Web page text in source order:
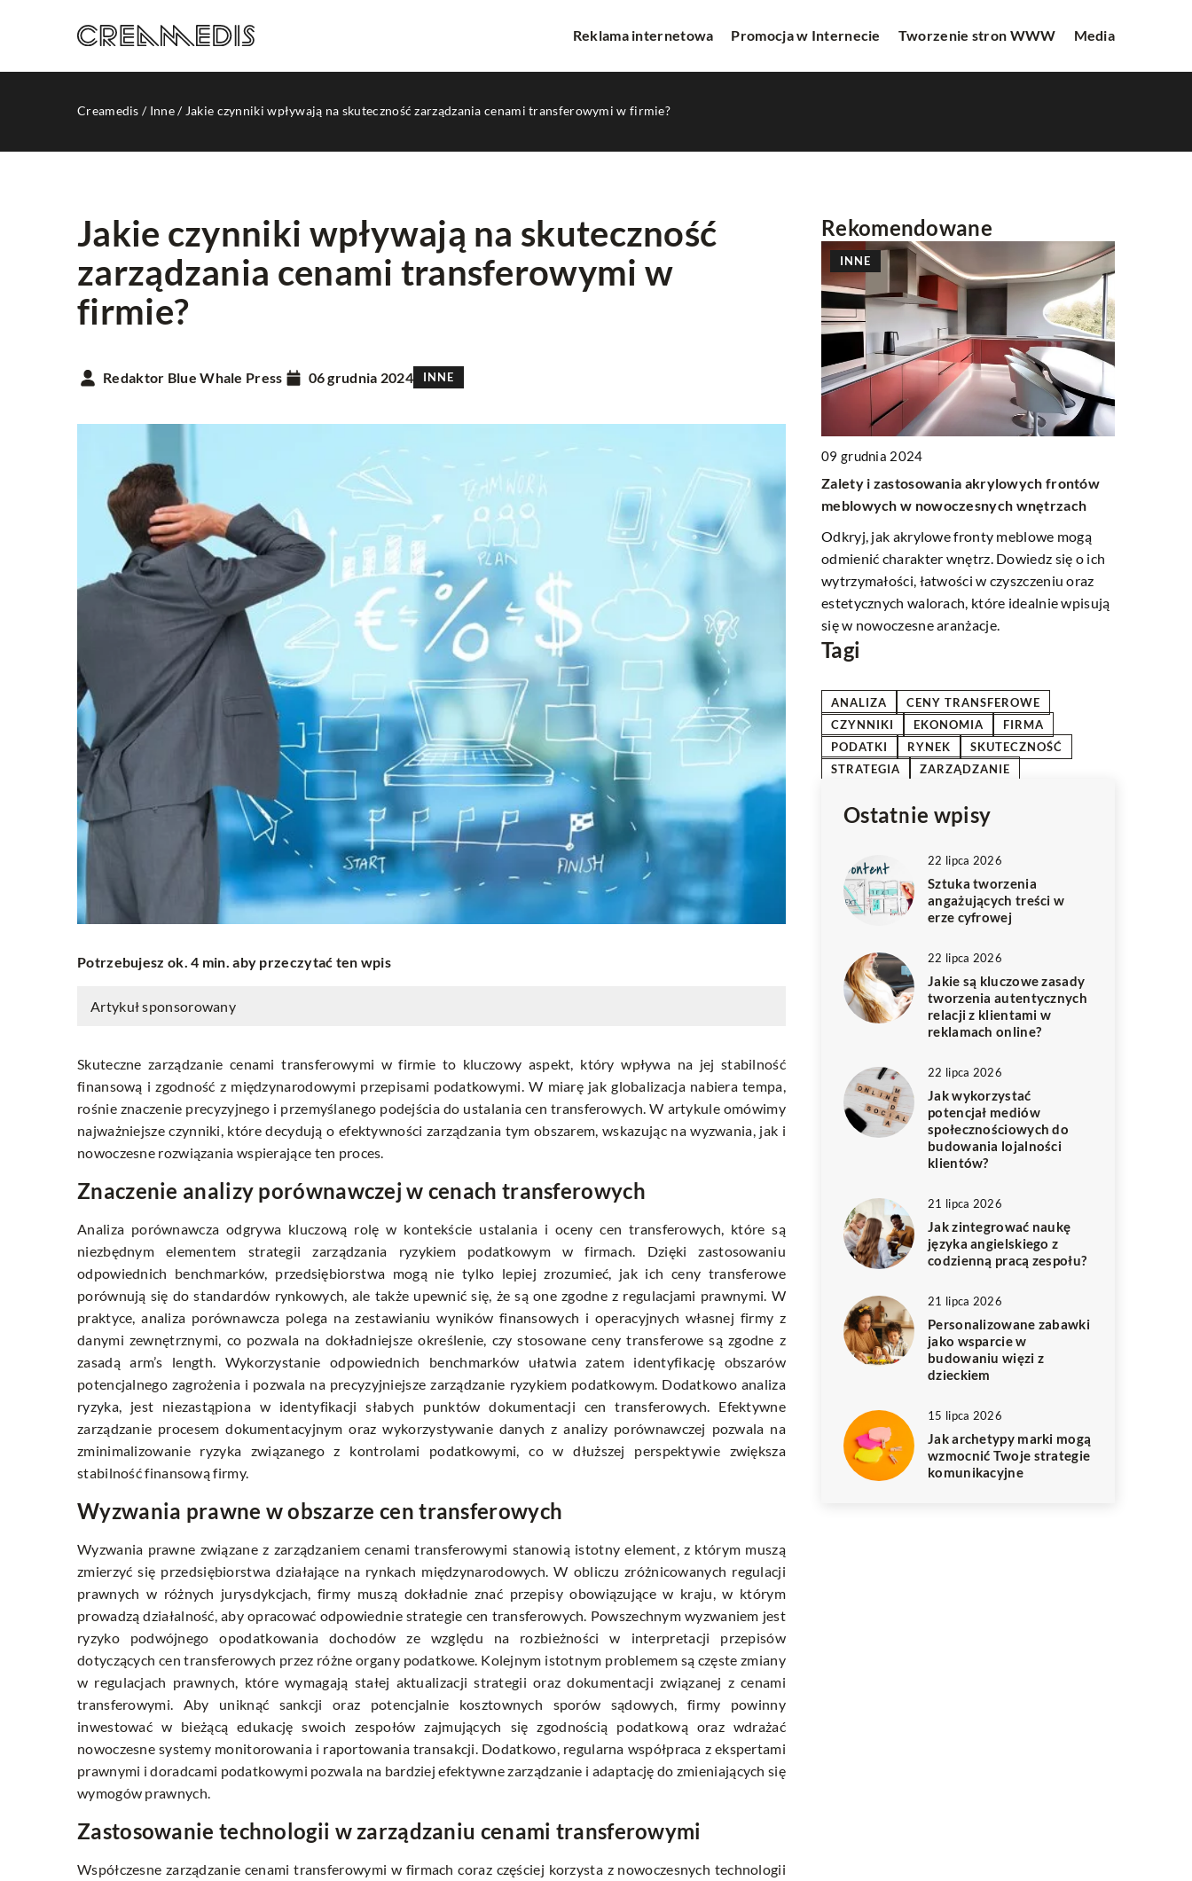
Reklama internetowa Promocja w Internecie Tworzenie stron WWW Media
Creamedis / Inne/ Jakie czynniki wpływają na skuteczność zarządzania cenami transferowymi w firmie?
Jakie czynniki wpływają na skuteczność
zarządzania cenami transferowymi w
firmie?
Redaktor Blue Whale Press 06 grudnia 2024 INNE
Potrzebujesz ok. 4 min. aby przeczytać ten wpis
Artykuł sponsorowany
Skuteczne zarządzanie cenami transferowymi w firmie to kluczowy aspekt, który wpływa na jej stabilność
finansową i zgodność z międzynarodowymi przepisami podatkowymi. W miarę jak globalizacja nabiera tempa,
rośnie znaczenie precyzyjnego i przemyślanego podejścia do ustalania cen transferowych. W artykule omówimy
najważniejsze czynniki, które decydują o efektywności zarządzania tym obszarem, wskazując na wyzwania, jak i
nowoczesne rozwiązania wspierające ten proces.
Znaczenie analizy porównawczej w cenach transferowych
Analiza porównawcza odgrywa kluczową rolę w kontekście ustalania i oceny cen transferowych, które są
niezbędnym elementem strategii zarządzania ryzykiem podatkowym w firmach. Dzięki zastosowaniu
odpowiednich benchmarków, przedsiębiorstwa mogą nie tylko lepiej zrozumieć, jak ich ceny transferowe
porównują się do standardów rynkowych, ale także upewnić się, że są one zgodne z regulacjami prawnymi. W
praktyce, analiza porównawcza polega na zestawianiu wyników finansowych i operacyjnych własnej firmy z
danymi zewnętrznymi, co pozwala na dokładniejsze określenie, czy stosowane ceny transferowe są zgodne z
zasadą arm’s length. Wykorzystanie odpowiednich benchmarków ułatwia zatem identyfikację obszarów
potencjalnego zagrożenia i pozwala na precyzyjniejsze zarządzanie ryzykiem podatkowym. Dodatkowo analiza
ryzyka, jest niezastąpiona w identyfikacji słabych punktów dokumentacji cen transferowych. Efektywne
zarządzanie procesem dokumentacyjnym oraz wykorzystywanie danych z analizy porównawczej pozwala na
zminimalizowanie ryzyka związanego z kontrolami podatkowymi, co w dłuższej perspektywie zwiększa
stabilność finansową firmy.
Wyzwania prawne w obszarze cen transferowych
Wyzwania prawne związane z zarządzaniem cenami transferowymi stanowią istotny element, z którym muszą
zmierzyć się przedsiębiorstwa działające na rynkach międzynarodowych. W obliczu zróżnicowanych regulacji
prawnych w różnych jurysdykcjach, firmy muszą dokładnie znać przepisy obowiązujące w kraju, w którym
prowadzą działalność, aby opracować odpowiednie strategie cen transferowych. Powszechnym wyzwaniem jest
ryzyko podwójnego opodatkowania dochodów ze względu na rozbieżności w interpretacji przepisów
dotyczących cen transferowych przez różne organy podatkowe. Kolejnym istotnym problemem są częste zmiany
w regulacjach prawnych, które wymagają stałej aktualizacji strategii oraz dokumentacji związanej z cenami
transferowymi. Aby uniknąć sankcji oraz potencjalnie kosztownych sporów sądowych, firmy powinny
inwestować w bieżącą edukację swoich zespołów zajmujących się zgodnością podatkową oraz wdrażać
nowoczesne systemy monitorowania i raportowania transakcji. Dodatkowo, regularna współpraca z ekspertami
prawnymi i doradcami podatkowymi pozwala na bardziej efektywne zarządzanie i adaptację do zmieniających się
wymogów prawnych.
Zastosowanie technologii w zarządzaniu cenami transferowymi
Współczesne zarządzanie cenami transferowymi w firmach coraz częściej korzysta z nowoczesnych technologii
Rekomendowane
Jak elastyczne kursy językowe mogą
zwiększyć efektywność zespołu w firmie?
Odkryj, jak elastyczność kursów językowych
może przekształcić pracę zespołową i
poprawić komunikację w firmie. Zapewnij
swoim pracownikom wsparcie językowe i
zobacz, jak wzrasta ich efektywność.
Jak skutecznie szukać pomocy przy
tworzeniu pracy magisterskiej – praktyczne
porady
Porozmawiajmy o efektywnych strategiach
wyszukiwania pomocy przy pisaniu pracy
magisterskiej, które pozwolą Ci skupić się na
najważniejszych aspektach swojego projektu.
INNE
09 grudnia 2024
Zalety i zastosowania akrylowych frontów
meblowych w nowoczesnych wnętrzach
Odkryj, jak akrylowe fronty meblowe mogą
odmienić charakter wnętrz. Dowiedz się o ich
wytrzymałości, łatwości w czyszczeniu oraz
estetycznych walorach, które idealnie wpisują
się w nowoczesne aranżacje.
Tagi
ANALIZA
CENY TRANSFEROWE
CZYNNIKI
EKONOMIA
FIRMA
PODATKI
RYNEK
SKUTECZNOŚĆ
STRATEGIA
ZARZĄDZANIE
Ostatnie wpisy
22 lipca 2026
Sztuka tworzenia
angażujących treści w
erze cyfrowej
22 lipca 2026
Jakie są kluczowe zasady
tworzenia autentycznych
relacji z klientami w
reklamach online?
22 lipca 2026
Jak wykorzystać
potencjał mediów
społecznościowych do
budowania lojalności
klientów?
21 lipca 2026
Jak zintegrować naukę
języka angielskiego z
codzienną pracą zespołu?
21 lipca 2026
Personalizowane zabawki
jako wsparcie w
budowaniu więzi z
dzieckiem
15 lipca 2026
Jak archetypy marki mogą
wzmocnić Twoje strategie
komunikacyjne